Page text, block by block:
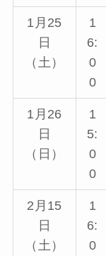
1月25
日
（土）
1
6:
0
0
1月26
日
（日）
1
5:
0
0
2月15
日
（土）
1
6:
0